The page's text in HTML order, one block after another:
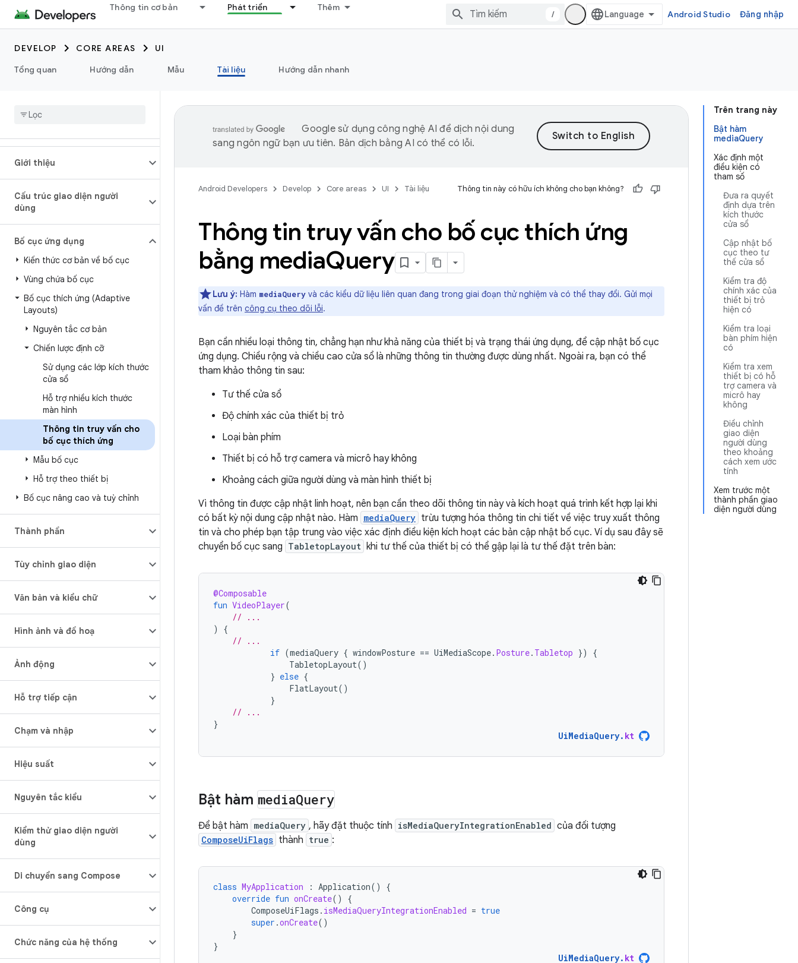
Thông tin cơ bản Phát triển Thêm
/ Android Studio Đăng nhập
DEVELOP CORE AREAS
UI
Tổng quan
Hướng dẫn Mẫu Tài liệu Hướng dẫn nhanh
Giới thiệu
Cấu trúc giao diện người
dùng
Bố cục ứng dụng
Kiến thức cơ bản về bố cục
Vùng chứa bố cục
Bố cục thích ứng (Adaptive
Layouts)
Nguyên tắc cơ bản
Chiến lược định cỡ
Sử dụng các lớp kích thước
cửa sổ
Hỗ trợ nhiều kích thước
màn hình
Thông tin truy vấn cho
bố cục thích ứng
Mẫu bố cục
Hỗ trợ theo thiết bị
Bố cục nâng cao và tuỳ chỉnh
Thành phần
Tùy chỉnh giao diện
Văn bản và kiểu chữ
Hình ảnh và đồ hoạ
Ảnh động
Hỗ trợ tiếp cận
Chạm và nhập
Hiệu suất
Nguyên tắc kiểu
Kiểm thử giao diện người
dùng
Di chuyển sang Compose
Công cụ
Chức năng của hệ thống
Trên trang này
Bật hàm
mediaQuery
Xác định một
điều kiện có
tham số
Đưa ra quyết
định dựa trên
kích thước
cửa sổ
Cập nhật bố
cục theo tư
thế cửa sổ
Kiểm tra độ
chính xác của
thiết bị trỏ
hiện có
Kiểm tra loại
bàn phím hiện
có
Kiểm tra xem
thiết bị có hỗ
trợ camera và
micrô hay
không
Điều chỉnh
giao diện
người dùng
theo khoảng
cách xem ước
tính
Xem trước một
thành phần giao
diện người dùng
Google sử dụng công nghệ AI để dịch nội dung
sang ngôn ngữ bạn ưu tiên. Bản dịch bằng AI có thể có lỗi.
Android Developers Develop Core areas UI Tài liệu Thông tin này có hữu ích không cho bạn không?
Thông tin truy vấn cho bố cục thích ứng
bằng mediaQuery
Lưu ý: Hàm mediaQuery và các kiểu dữ liệu liên quan đang trong giai đoạn thử nghiệm và có thể thay đổi. Gửi mọi
vấn đề trên công cụ theo dõi lỗi.
Bạn cần nhiều loại thông tin, chẳng hạn như khả năng của thiết bị và trạng thái ứng dụng, để cập nhật bố cục
ứng dụng. Chiều rộng và chiều cao cửa sổ là những thông tin thường được dùng nhất. Ngoài ra, bạn có thể
tham khảo thông tin sau:
Tư thế cửa sổ
Độ chính xác của thiết bị trỏ
Loại bàn phím
Thiết bị có hỗ trợ camera và micrô hay không
Khoảng cách giữa người dùng và màn hình thiết bị
Vì thông tin được cập nhật linh hoạt, nên bạn cần theo dõi thông tin này và kích hoạt quá trình kết hợp lại khi
có bất kỳ nội dung cập nhật nào. Hàm mediaQuery trừu tượng hóa thông tin chi tiết về việc truy xuất thông
tin và cho phép bạn tập trung vào việc xác định điều kiện kích hoạt các bản cập nhật bố cục. Ví dụ sau đây sẽ
chuyển bố cục sang TabletopLayout khi tư thế của thiết bị có thể gập lại là tư thế đặt trên bàn:
@Composable
fun VideoPlayer(
// ...
)
{
// ...
if (mediaQuery { windowPosture == UiMediaScope. Posture. Tabletop })
{
TabletopLayout()
} else {
FlatLayout()
}
// ...
}
UiMediaQuery. kt
Bật hàm mediaQuery
Để bật hàm mediaQuery , hãy đặt thuộc tính isMediaQueryIntegrationEnabled của đối tượng
ComposeUiFlags thành true :
class MyApplication : Application()
{
override fun onCreate()
{
ComposeUiFlags . isMediaQueryIntegrationEnabled = true
super .onCreate()
}
}
UiMediaQuery. kt